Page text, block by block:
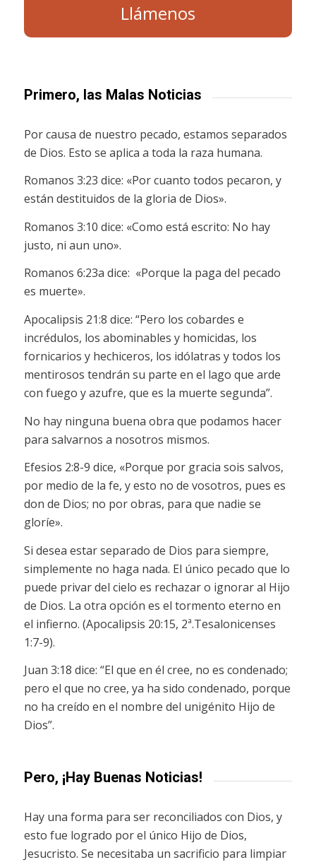
Llámenos
Primero, las Malas Noticias
Por causa de nuestro pecado, estamos separados
de Dios. Esto se aplica a toda la raza humana.
Romanos 3:23 dice: «Por cuanto todos pecaron, y
están destituidos de la gloria de Dios».
Romanos 3:10 dice: «Como está escrito: No hay
justo, ni aun uno».
Romanos 6:23a dice: «Porque la paga del pecado
es muerte».
Apocalipsis 21:8 dice: “Pero los cobardes e
incrédulos, los abominables y homicidas, los
fornicarios y hechiceros, los idólatras y todos los
mentirosos tendrán su parte en el lago que arde
con fuego y azufre, que es la muerte segunda”.
No hay ninguna buena obra que podamos hacer
para salvarnos a nosotros mismos.
Efesios 2:8-9 dice, «Porque por gracia sois salvos,
por medio de la fe, y esto no de vosotros, pues es
don de Dios; no por obras, para que nadie se
gloríe».
Si desea estar separado de Dios para siempre,
simplemente no haga nada. El único pecado que lo
puede privar del cielo es rechazar o ignorar al Hijo
de Dios. La otra opción es el tormento eterno en
el infierno. (Apocalipsis 20:15, 2ª.Tesalonicenses
1:7-9).
Juan 3:18 dice: “El que en él cree, no es condenado;
pero el que no cree, ya ha sido condenado, porque
no ha creído en el nombre del unigénito Hijo de
Dios”.
Pero, ¡Hay Buenas Noticias!
Hay una forma para ser reconciliados con Dios, y
esto fue logrado por el único Hijo de Dios,
Jesucristo. Se necesitaba un sacrificio para limpiar